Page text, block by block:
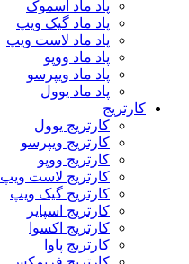
پاد ماد اسموک
پاد ماد گیک ویپ
پاد ماد لاست ویپ
پاد ماد ووپو
پاد ماد ویپرسو
پاد ماد یوول
کارتریج
کارتریج یوول
کارتریج ویپرسو
کارتریج ووپو
کارتریج لاست ویپ
کارتریج گیک ویپ
کارتریج اسپایر
کارتریج اکسوا
کارتریج پاوا